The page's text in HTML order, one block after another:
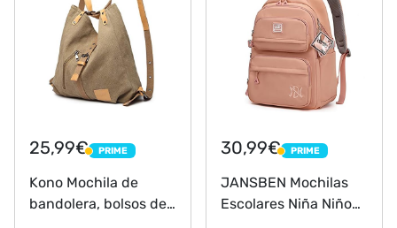
25,99€ PRIME
PRIME
Kono Mochila de
bandolera, bolsos de
30,99€ PRIME
PRIME
JANSBEN Mochilas
Escolares Niña Niño